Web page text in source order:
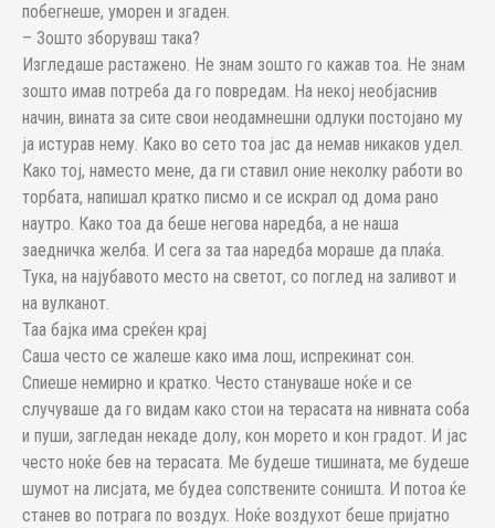
побегнеше, уморен и згаден.
– Зошто зборуваш така?
Изгледаше растажено. Не знам зошто го кажав тоа. Не знам
зошто имав потреба да го повредам. На некој необјаснив
начин, вината за сите свои неодамнешни одлуки постојано му
ја истурав нему. Како во сето тоа јас да немав никаков удел.
Како тој, наместо мене, да ги ставил оние неколку работи во
торбата, напишал кратко писмо и се искрал од дома рано
наутро. Како тоа да беше негова наредба, а не наша
заедничка желба. И сега за таа наредба мораше да плаќа.
Тука, на најубавото место на светот, со поглед на заливот и
на вулканот.
Таа бајка има среќен крај
Саша често се жалеше како има лош, испрекинат сон.
Спиеше немирно и кратко. Често стануваше ноќе и се
случуваше да го видам како стои на терасата на нивната соба
и пуши, загледан некаде долу, кон морето и кон градот. И јас
често ноќе бев на терасата. Ме будеше тишината, ме будеше
шумот на лисјата, ме будеа сопствените соништа. И потоа ќе
станев во потрага по воздух. Ноќе воздухот беше пријатно